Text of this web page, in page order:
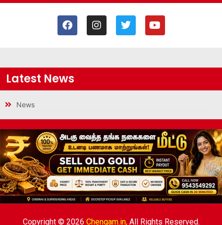
Latest News
News
Copyright © 2026 Chengam.in,All Rights Reserved.